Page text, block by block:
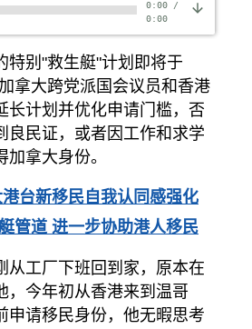
0:00/
0:00
特别"救生艇"计划即将于
拿大跨党派国会议员和香港
长计划并优化申请门槛，否
良民证，或者因工作和求学
拿大身份。
台新移民自我认同感强化
管道 进一步协助港人移民
从工厂下班回到家，原本在
，今年初从香港来到温哥
申请移民身份，他无暇思考